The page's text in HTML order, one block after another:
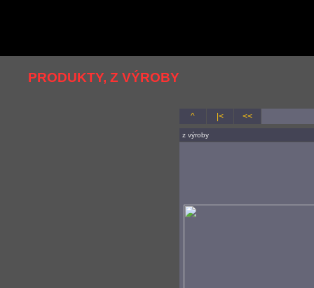
PRODUKTY, Z VÝROBY
^ |< <<
z výroby